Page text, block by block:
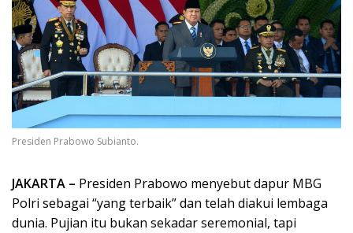
Presiden Prabowo Subianto.
JAKARTA – Presiden Prabowo menyebut dapur MBG
Polri sebagai “yang terbaik” dan telah diakui lembaga
dunia. Pujian itu bukan sekadar seremonial, tapi